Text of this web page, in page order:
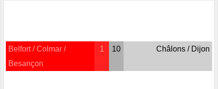
Belfort / Colmar /
Besançon
1 10 Châlons / Dijon